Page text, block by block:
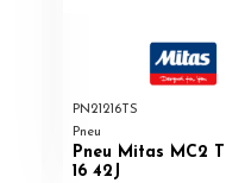
PN21216TS
Pneu
Pneu Mitas MC2
16 42J